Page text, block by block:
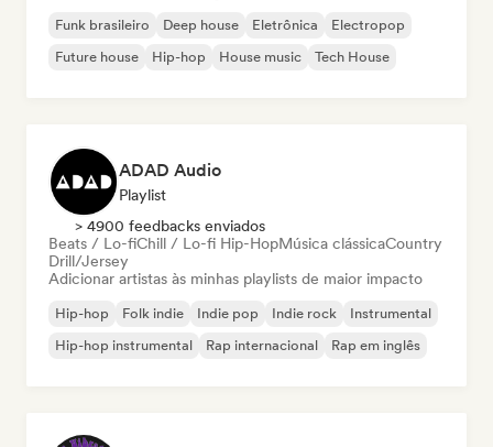
Funk brasileiro Deep house Eletrônica
Electropop
Future house
Hip-hop House music Tech House
ADAD Audio
Playlist
> 4900 feedbacks enviados
Beats / Lo-fiChill / Lo-fi Hip-HopMúsica clássicaCountry
Drill/Jersey
Adicionar artistas às minhas playlists de maior impacto
Hip-hop Folk indie Indie pop Indie rock
Instrumental
Hip-hop instrumental
Rap internacional Rap em inglês